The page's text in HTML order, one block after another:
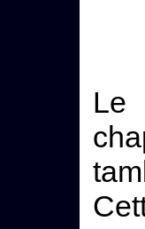
Le